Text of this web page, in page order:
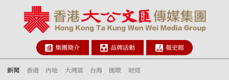
集團簡介 品牌活動 報史館
新聞 香港 內地 大灣區 台海 國際 財經